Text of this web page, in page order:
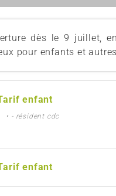
dès le 9 juillet,
pour enfants et
enfant
• - résident cdc
enfant